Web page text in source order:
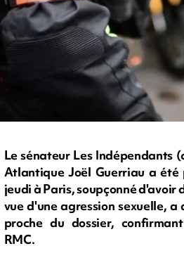
Le sénateur Les Indépendants
Atlantique Joël Guerriau a
jeudi à Paris, soupçonné d'avoir
vue d'une agression sexuelle, a
proche du dossier,
RMC.